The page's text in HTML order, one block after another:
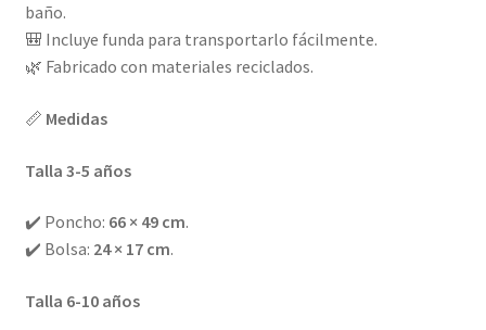
baño.
🎒 Incluye funda para transportarlo fácilmente.
🌿 Fabricado con materiales reciclados.
📏 Medidas
Talla 3-5 años
✔️ Poncho: 66 × 49 cm.
✔️ Bolsa: 24 × 17 cm.
Talla 6-10 años